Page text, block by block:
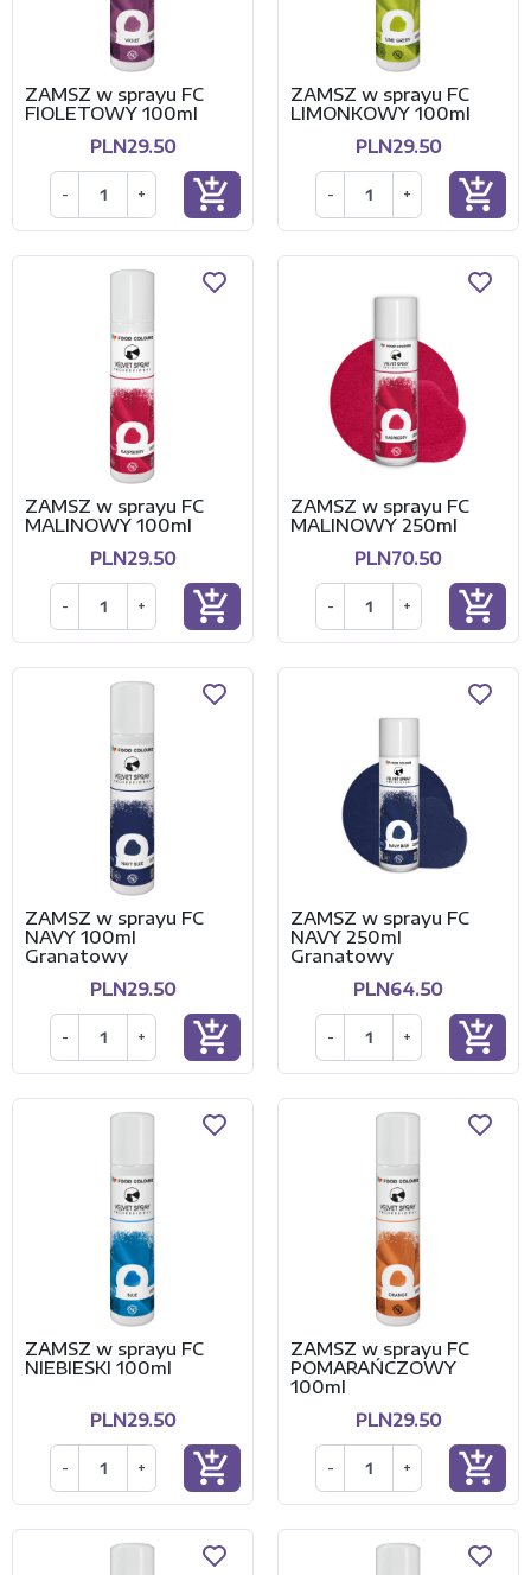
ZAMSZ w sprayu FC
FIOLETOWY 100ml
PLN29.50
- + add_shopping_cart
ZAMSZ w sprayu FC
LIMONKOWY 100ml
PLN29.50
- + add_shopping_cart
ZAMSZ w sprayu FC
MALINOWY 100ml
PLN29.50
- + add_shopping_cart
ZAMSZ w sprayu FC
MALINOWY 250ml
PLN70.50
- + add_shopping_cart
ZAMSZ w sprayu FC
NAVY 100ml
Granatowy
PLN29.50
- + add_shopping_cart
ZAMSZ w sprayu FC
NAVY 250ml
Granatowy
PLN64.50
- + add_shopping_cart
ZAMSZ w sprayu FC
NIEBIESKI 100ml
PLN29.50
- + add_shopping_cart
ZAMSZ w sprayu FC
POMARAŃCZOWY
100ml
PLN29.50
- + add_shopping_cart